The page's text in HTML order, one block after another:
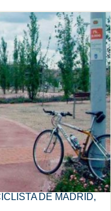
DE MADRID,